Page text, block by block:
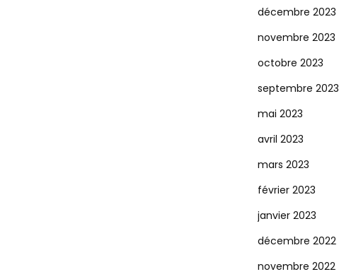
décembre 2023
novembre 2023
octobre 2023
septembre 2023
mai 2023
avril 2023
mars 2023
février 2023
janvier 2023
décembre 2022
novembre 2022